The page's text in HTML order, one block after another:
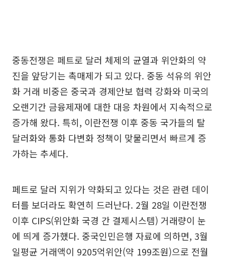
중동전쟁은 페트로 달러 체제의 균열과 위안화의 약
진을 앞당기는 촉매제가 되고 있다. 중동 석유의 위안
화 거래 비중은 중국과 경제안보 협력 강화와 미국의
오랜기간 금융제재에 대한 대응 차원에서 지속적으로
증가해 왔다. 특히, 이란전쟁 이후 중동 국가들의 탈
달러화와 통화 다변화 정책이 맞물리면서 빠르게 증
가하는 추세다.
페트로 달러 지위가 약화되고 있다는 것은 관련 데이
터를 보더라도 확연히 드러난다. 2월 28일 이란전쟁
이후 CIPS(위안화 국경 간 결제시스템) 거래량이 눈
에 띄게 증가했다. 중국인민은행 자료에 의하면, 3월
일평균 거래액이 9205억위안(약 199조원)으로 전월